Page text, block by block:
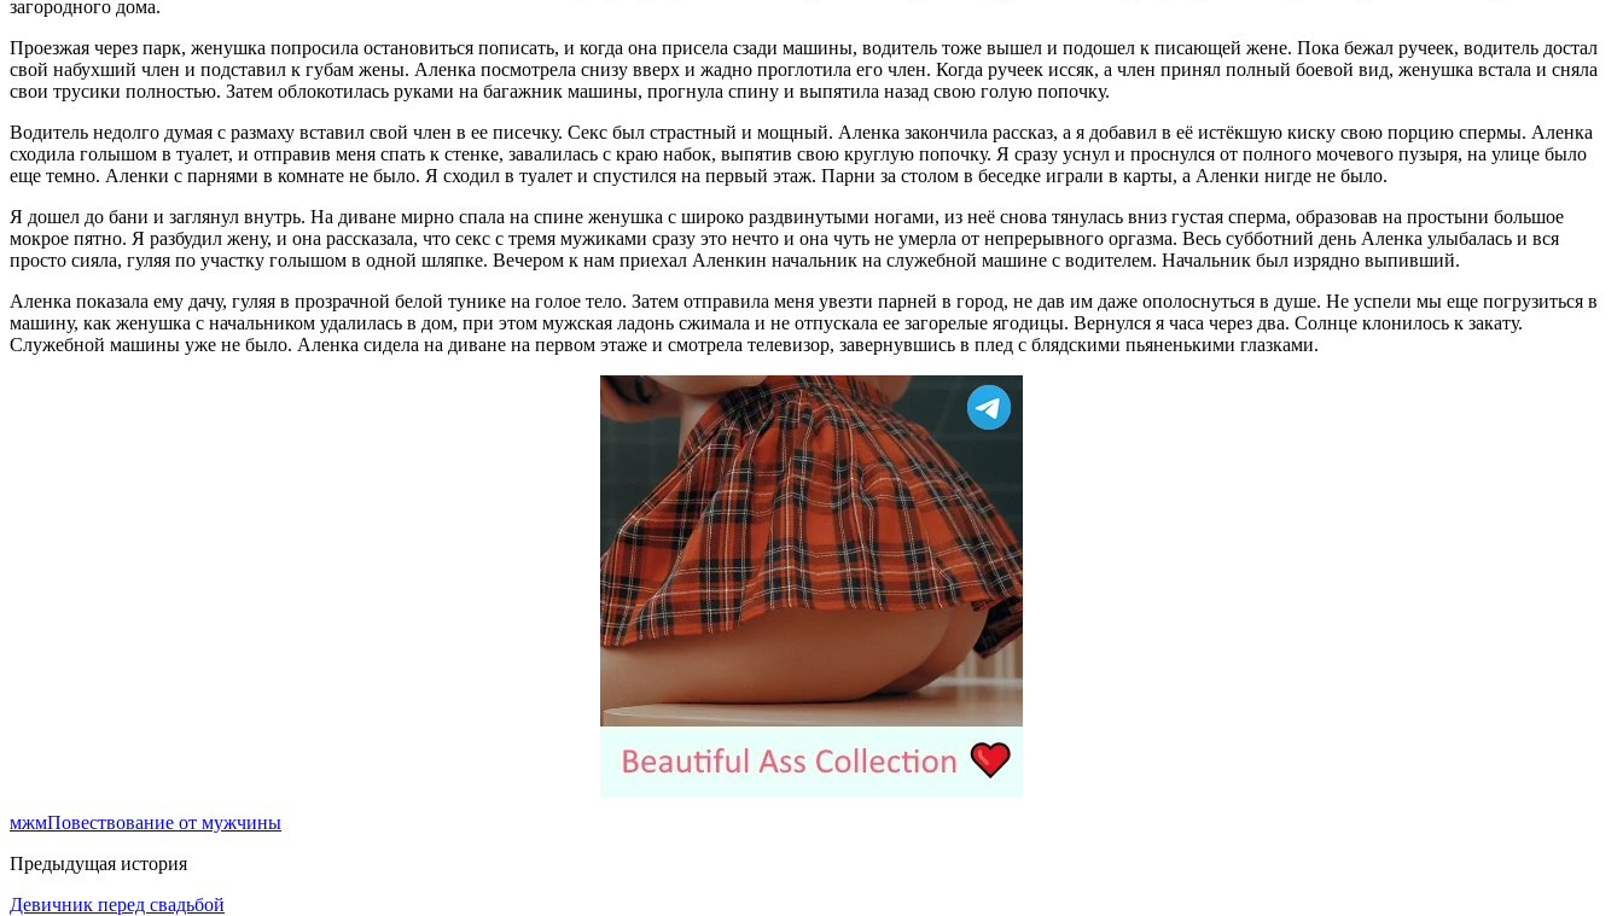
загородного дома.
Проезжая через парк, женушка попросила остановиться пописать, и когда она присела сзади машины, водитель тоже вышел и подошел к писающей жене. Пока бежал ручеек, водитель достал
свой набухший член и подставил к губам жены. Аленка посмотрела снизу вверх и жадно проглотила его член. Когда ручеек иссяк, а член принял полный боевой вид, женушка встала и сняла
свои трусики полностью. Затем облокотилась руками на багажник машины, прогнула спину и выпятила назад свою голую попочку.
Водитель недолго думая с размаху вставил свой член в ее писечку. Секс был страстный и мощный. Аленка закончила рассказ, а я добавил в её истёкшую киску свою порцию спермы. Аленка
сходила голышом в туалет, и отправив меня спать к стенке, завалилась с краю набок, выпятив свою круглую попочку. Я сразу уснул и проснулся от полного мочевого пузыря, на улице было
еще темно. Аленки с парнями в комнате не было. Я сходил в туалет и спустился на первый этаж. Парни за столом в беседке играли в карты, а Аленки нигде не было.
Я дошел до бани и заглянул внутрь. На диване мирно спала на спине женушка с широко раздвинутыми ногами, из неё снова тянулась вниз густая сперма, образовав на простыни большое
мокрое пятно. Я разбудил жену, и она рассказала, что секс с тремя мужиками сразу это нечто и она чуть не умерла от непрерывного оргазма. Весь субботний день Аленка улыбалась и вся
просто сияла, гуляя по участку голышом в одной шляпке. Вечером к нам приехал Аленкин начальник на служебной машине с водителем. Начальник был изрядно выпивший.
Аленка показала ему дачу, гуляя в прозрачной белой тунике на голое тело. Затем отправила меня увезти парней в город, не дав им даже ополоснуться в душе. Не успели мы еще погрузиться в
машину, как женушка с начальником удалилась в дом, при этом мужская ладонь сжимала и не отпускала ее загорелые ягодицы. Вернулся я часа через два. Солнце клонилось к закату.
Служебной машины уже не было. Аленка сидела на диване на первом этаже и смотрела телевизор, завернувшись в плед с блядскими пьяненькими глазками.
мжмПовествование от мужчины
Предыдущая история
Девичник перед свадьбой